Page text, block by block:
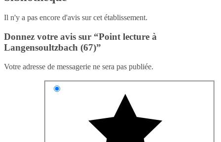
Il n'y a pas encore d'avis sur cet établissement.
Donnez votre avis sur “Point lecture à
Langensoultzbach (67)”
Votre adresse de messagerie ne sera pas publiée.